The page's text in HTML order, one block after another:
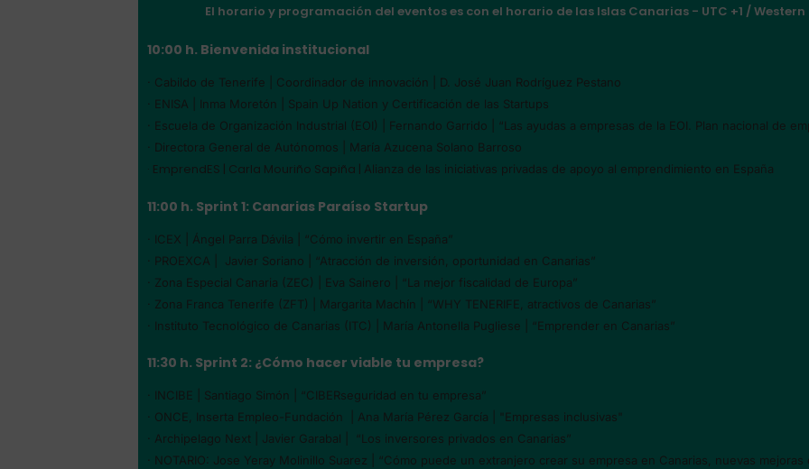
El horario y programación del eventos es con el horario de las Islas Canarias - UTC +1 / Western
10:00 h. Bienvenida institucional
· Cabildo de Tenerife | Coordinador de innovación | D. José Juan Rodríguez Pestano
· ENISA | Inma Moretón | Spain Up Nation y Certificación de las Startups
· Escuela de Organización Industrial (EOI) | Fernando Garrido | “Las ayudas a empresas de la EOI. Plan nacional de
· Directora General de Autónomos | María Azucena Solano Barroso
· EmprendES | Carla Mouriño Sapiña | Alianza de las iniciativas privadas de apoyo al emprendimiento en España
11:00 h. Sprint 1: Canarias Paraíso Startup
· ICEX | Ángel Parra Dávila | “Cómo invertir en España”
· PROEXCA | Javier Soriano | “Atracción de inversión, oportunidad en Canarias”
· Zona Especial Canaria (ZEC) | Eva Sainero | “La mejor fiscalidad de Europa”
· Zona Franca Tenerife (ZFT) | Margarita Machín | “WHY TENERIFE, atractivos de Canarias”
· Instituto Tecnológico de Canarias (ITC) | María Antonella Pugliese | “Emprender en Canarias”
11:30 h. Sprint 2: ¿Cómo hacer viable tu empresa?
· INCIBE | Santiago Simón | “CIBERseguridad en tu empresa”
· ONCE, Inserta Empleo-Fundación | Ana María Pérez García | "Empresas inclusivas"
· Archipelago Next | Javier Garabal | “Los inversores privados en Canarias”
· NOTARIO: Jose Yeray Molinillo Suarez | “Cómo puede un extranjero crear su empresa en Canarias, nuevas